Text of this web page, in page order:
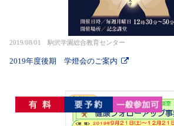
2019/08/01 駒沢学園総合教育センター
2019年度後期 学燈会のご案内